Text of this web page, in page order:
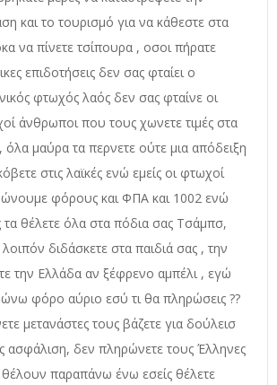
και το τουρισμό για να κάθεστε στα
να πίνετε τσίπουρα , οσοι πήρατε
επιδοτήσεις δεν σας φταίει ο
φτωχός λαός δεν σας φταίνε οι
άνθρωποι που τους χωνετε τιμές στα
μαύρα τα περνετε ούτε μια απόδειξη
στις λαϊκές ενώ εμείς οι φτωχοί
φόρους και ΦΠΑ και 1002 ενώ
τα θέλετε όλα στα πόδια σας Τσάμπσ,
διδάσκετε στα παιδιά σας , την
την Ελλάδα αν ξέφρενο αμπέλι , εγώ
φόρο αύριο εσύ τι θα πληρώσεις ??
μετανάστες τους βάζετε για δούλεισ
ασφάλιση, δεν πληρώνετε τους Έλληνες
θέλουν παραπάνω ένω εσείς θέλετε